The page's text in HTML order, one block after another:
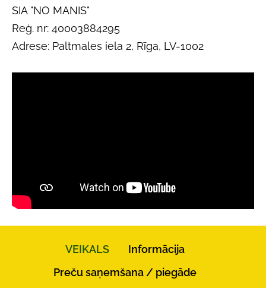
SIA "NO MANIS"
Reģ. nr: 40003884295
Adrese: Paltmales iela 2, Rīga, LV-1002
VEIKALS
Informācija
Preču saņemšana / piegāde